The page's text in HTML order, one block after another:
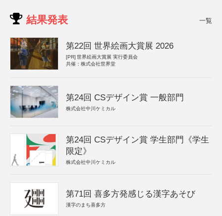
結果発表 一覧
第22回 世界絵画大賞展 2026
[PR] 世界絵画大賞展 実行委員会
共催：株式会社世界堂
第24回 CSデザイン賞 一般部門
株式会社中川ケミカル
第24回 CSデザイン賞 学生部門《学生
限定》
株式会社中川ケミカル
第71回 喜多方発感じる漢字あそび
漢字のまち喜多方